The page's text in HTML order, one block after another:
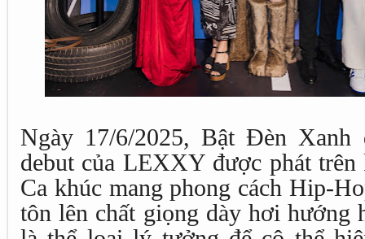
Ngày 17/6/2025, Bật Đèn
debut của LEXXY được phát
Ca khúc mang phong cách Hip-
tôn lên chất giọng dày hơi